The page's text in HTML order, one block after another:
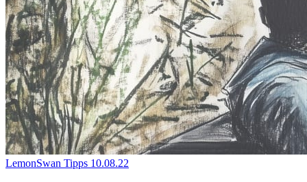
LemonSwan Tipps 10.08.22